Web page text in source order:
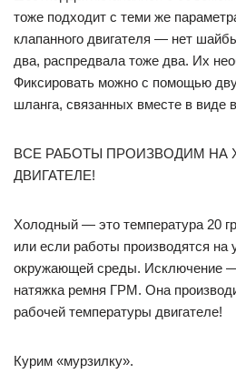
тоже подходит с теми же
клапанного двигателя — нет
два, распредвала тоже два. Их
Фиксировать можно с помощью
шланга, связанных вместе в виде
ВСЕ РАБОТЫ ПРОИЗВОДИМ НА
ДВИГАТЕЛЕ!
Холодный — это температура 20
или если работы производятся
окружающей среды. Исключение —
натяжка ремня ГРМ. Она
рабочей температуры двигателе!
Курим «мурзилку».